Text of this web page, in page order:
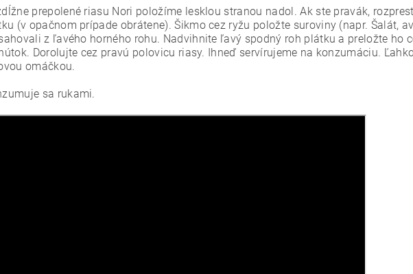
prepolené riasu Nori položíme lesklou stranou nadol. Ak ste pravák,
(v opačnom prípade obrátene). Šikmo cez ryžu položte suroviny (napr. Šalát,
z ľavého horného rohu. Nadvihnite ľavý spodný roh plátku a preložte ho
Dorolujte cez pravú polovicu riasy. Ihneď servírujeme na konzumáciu.
omáčkou.
sa rukami.